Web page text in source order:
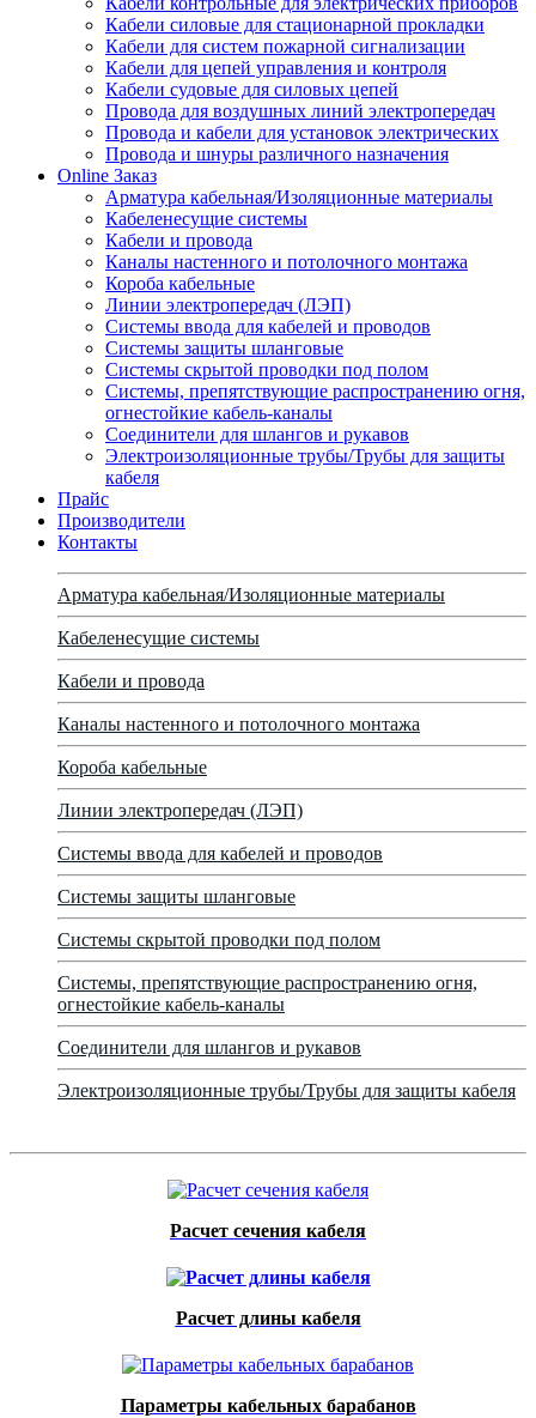
Кабели силовые для стационарной прокладки
Кабели для систем пожарной сигнализации
Кабели для цепей управления и контроля
Кабели судовые для силовых цепей
Провода для воздушных линий электропередач
Провода и кабели для установок электрических
Провода и шнуры различного назначения
Online Заказ
Арматура кабельная/Изоляционные материалы
Кабеленесущие системы
Кабели и провода
Каналы настенного и потолочного монтажа
Короба кабельные
Линии электропередач (ЛЭП)
Системы ввода для кабелей и проводов
Системы защиты шланговые
Системы скрытой проводки под полом
Системы, препятствующие распространению огня,
огнестойкие кабель-каналы
Соединители для шлангов и рукавов
Электроизоляционные трубы/Трубы для защиты
кабеля
Прайс
Производители
Контакты
Арматура кабельная/Изоляционные материалы
Кабеленесущие системы
Кабели и провода
Каналы настенного и потолочного монтажа
Короба кабельные
Линии электропередач (ЛЭП)
Системы ввода для кабелей и проводов
Системы защиты шланговые
Системы скрытой проводки под полом
Системы, препятствующие распространению огня,
огнестойкие кабель-каналы
Соединители для шлангов и рукавов
Электроизоляционные трубы/Трубы для защиты кабеля
Расчет сечения кабеля
Расчет длины кабеля
Параметры кабельных барабанов